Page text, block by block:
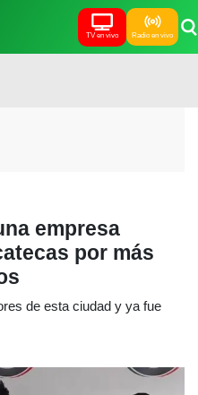
TV en vivo Radio en vivo
empresa
por más
de esta ciudad y ya fue